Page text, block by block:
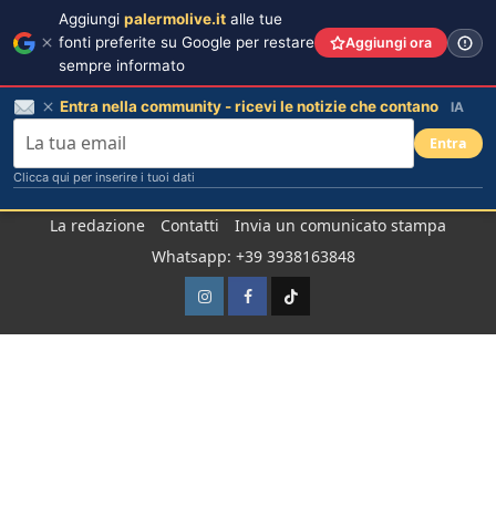
La redazione Contatti
Invia un comunicato stampa
Whatsapp: +39 3938163848
InstagramFacebook
TikTok
Aggiungi palermolive.it alle tue
fonti preferite su Google per restare
sempre informato
Aggiungi ora
Entra nella community - ricevi le notizie che contano IA
Entra
Clicca qui per inserire i tuoi dati